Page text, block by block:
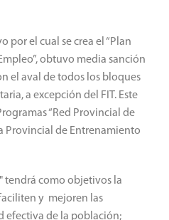
por el cual se crea el “Plan
obtuvo media sanción
el aval de todos los bloques
a excepción del FIT. Este
“Red Provincial de
Provincial de Entrenamiento
tendrá como objetivos la
y mejoren las
efectiva de la población;